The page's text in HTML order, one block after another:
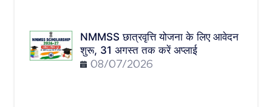
NMMSS छात्रवृत्ति योजना के लिए आवेदन
शुरू, 31 अगस्त तक करें अप्लाई
08/07/2026